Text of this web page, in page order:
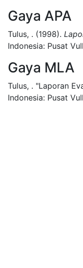
Gaya APA
Tulus, . (1998).
Indonesia: Pusat
Gaya MLA
Tulus, . "Laporan
Indonesia: Pusat